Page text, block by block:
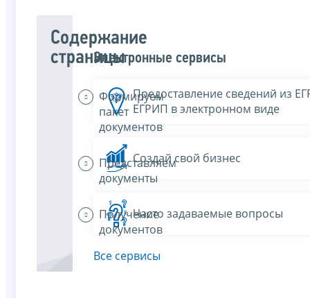
Содержание
страницы
Формируем
пакет
документов
Представляем
документы
Получение
документов
Электронные сервисы
Предоставление сведений из
ЕГРИП в электронном виде
Создай свой бизнес
Часто задаваемые вопросы
Все сервисы